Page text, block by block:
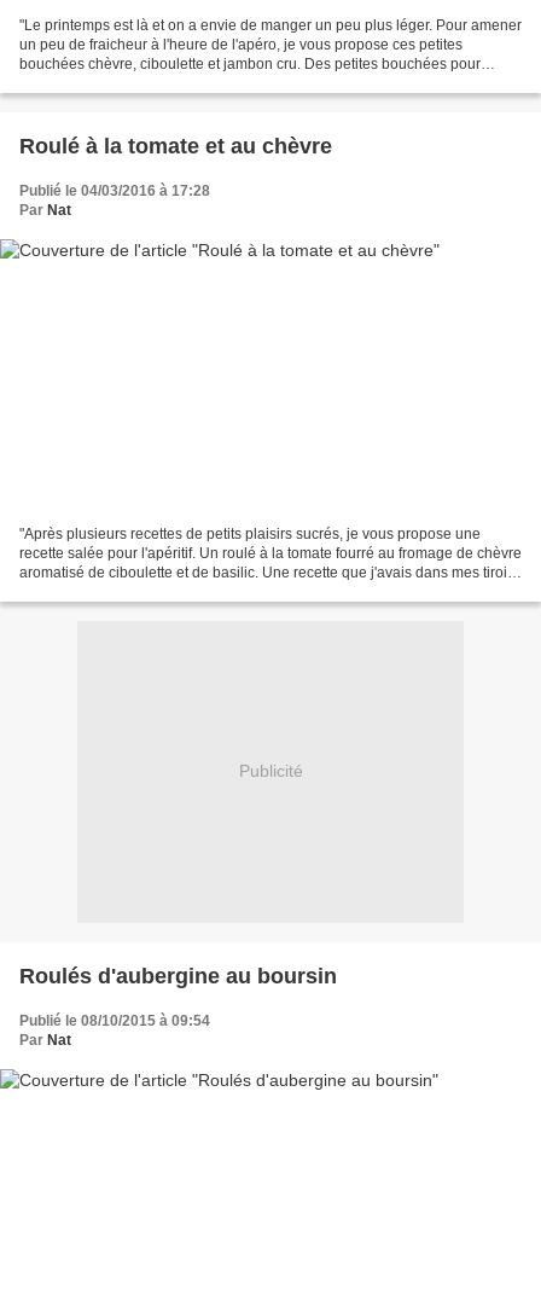
"Le printemps est là et on a envie de manger un peu plus léger. Pour amener
un peu de fraicheur à l'heure de l'apéro, je vous propose ces petites
bouchées chèvre, ciboulette et jambon cru. Des petites bouchées pour
Roulé à la tomate et au chèvre
Publié le 04/03/2016 à 17:28
Par Nat
"Après plusieurs recettes de petits plaisirs sucrés, je vous propose une
recette salée pour l'apéritif. Un roulé à la tomate fourré au fromage de chèvre
aromatisé de ciboulette et de basilic. Une recette que j'avais dans mes tiroirs
Publicité
Roulés d'aubergine au boursin
Publié le 08/10/2015 à 09:54
Par Nat